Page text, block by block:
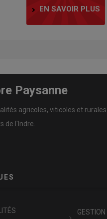
EN SAVOIR PLUS
Paysanne
agricoles, viticoles et
de l'Indre.
GESTION